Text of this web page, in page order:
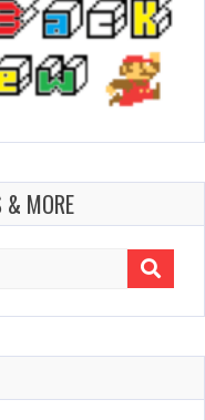
& MORE